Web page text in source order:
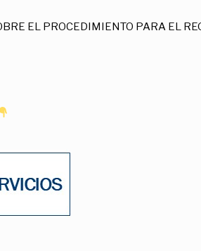
EL PROCEDIMIENTO PARA EL